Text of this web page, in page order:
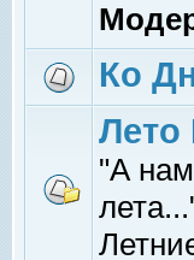
Ко
Лето
"А